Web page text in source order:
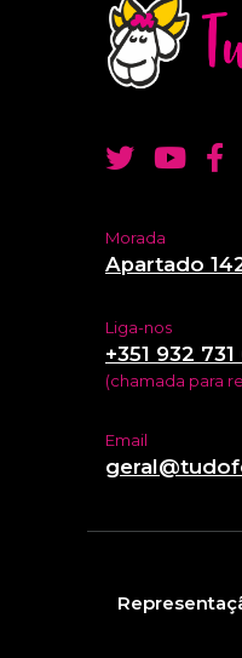
Morada
Apartado
Liga-nos
+351 932 731
(chamada para
Email